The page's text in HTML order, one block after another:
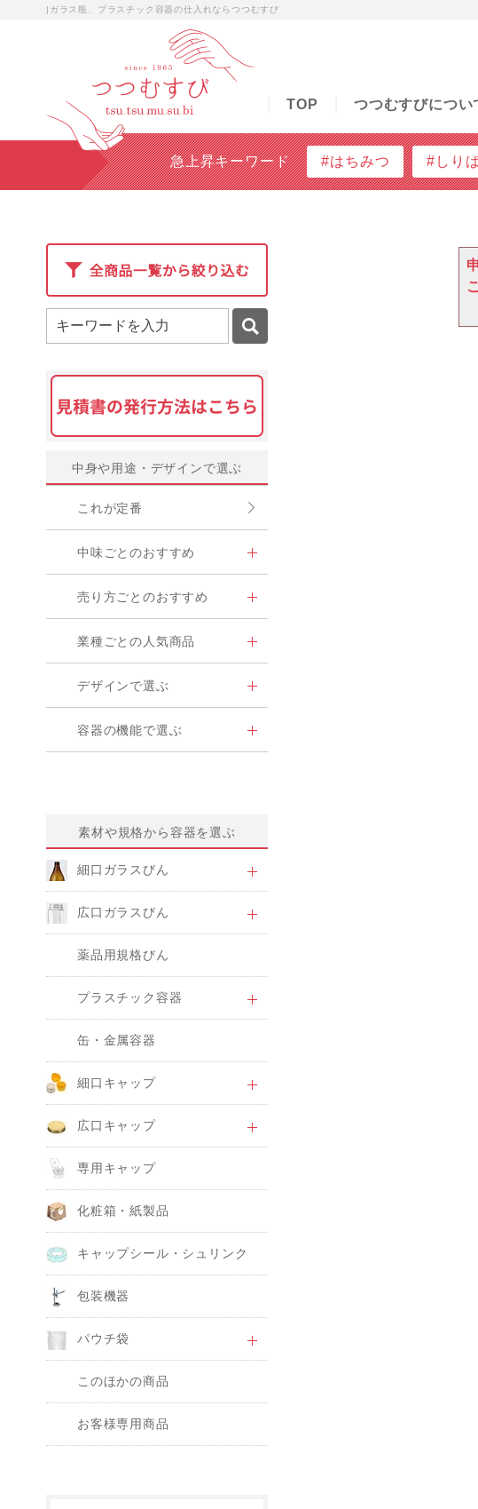
|ガラス瓶、プラスチック容器の仕入れならつつむすび
TOP つつむすびについ
急上昇キーワード #はちみつ #しり
つつむすびについて
中身や用途・デザインで選ぶ
これが定番
中味ごとのおすすめ
売り方ごとのおすすめ
業種ごとの人気商品
デザインで選ぶ
容器の機能で選ぶ
素材や規格から容器を選ぶ
細口ガラスびん
広口ガラスびん
薬品用規格びん
プラスチック容器
缶・金属容器
細口キャップ
広口キャップ
専用キャップ
化粧箱・紙製品
キャップシール・シュリンク
包装機器
パウチ袋
このほかの商品
お客様専用商品